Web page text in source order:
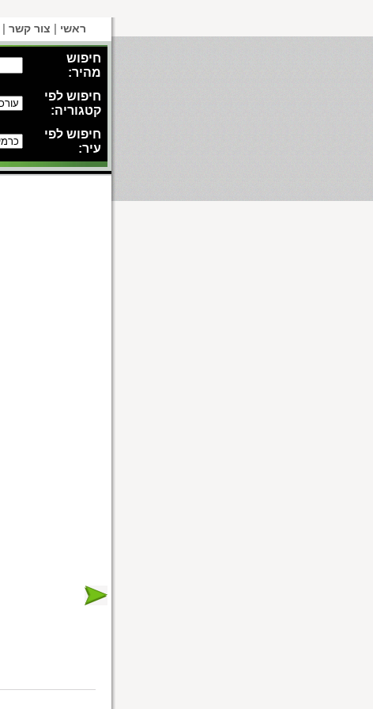
ראשי | צור קשר |
חיפוש
מהיר:
חיפוש לפי
קטגוריה:
חיפוש לפי
עיר: